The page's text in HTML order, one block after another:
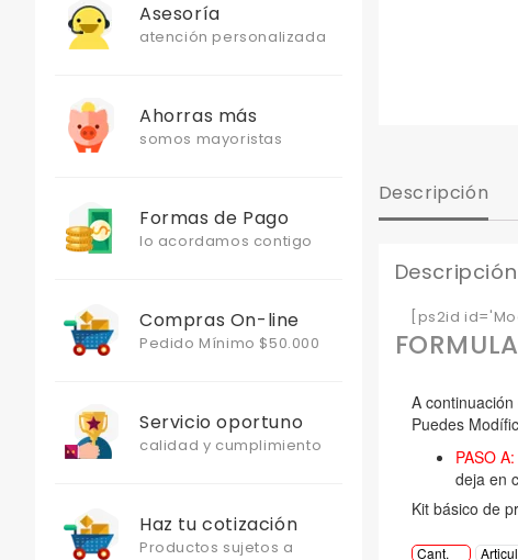
Descripción
Descripción
[ps2id
Asesoría
atención personalizada
Ahorras más
somos mayoristas
Formas de Pago
lo acordamos contigo
Compras On-line
Pedido Mínimo $50.000
Servicio oportuno
calidad y cumplimiento
Haz tu cotización
Productos sujetos a